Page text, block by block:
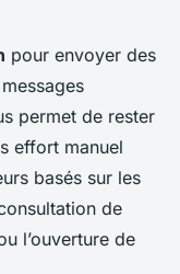
pour envoyer des
permet de rester
effort manuel
basés sur les
de
l’ouverture de